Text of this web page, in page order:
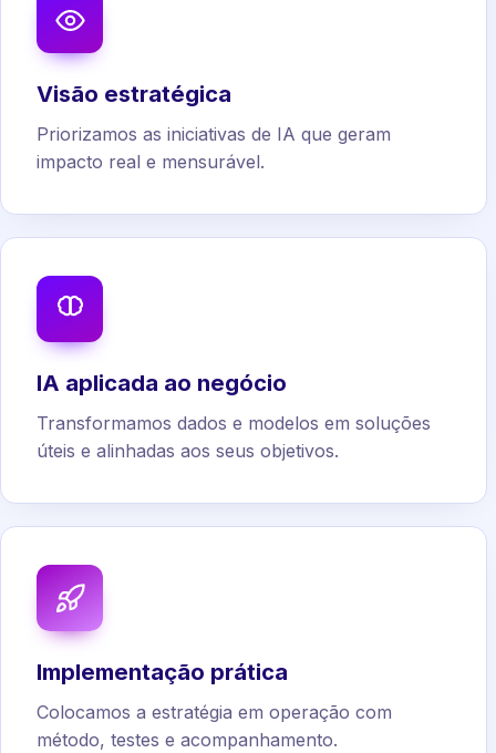
Visão estratégica
Priorizamos as iniciativas de IA que geram
impacto real e mensurável.
IA aplicada ao negócio
Transformamos dados e modelos em soluções
úteis e alinhadas aos seus objetivos.
Implementação prática
Colocamos a estratégia em operação com
método, testes e acompanhamento.